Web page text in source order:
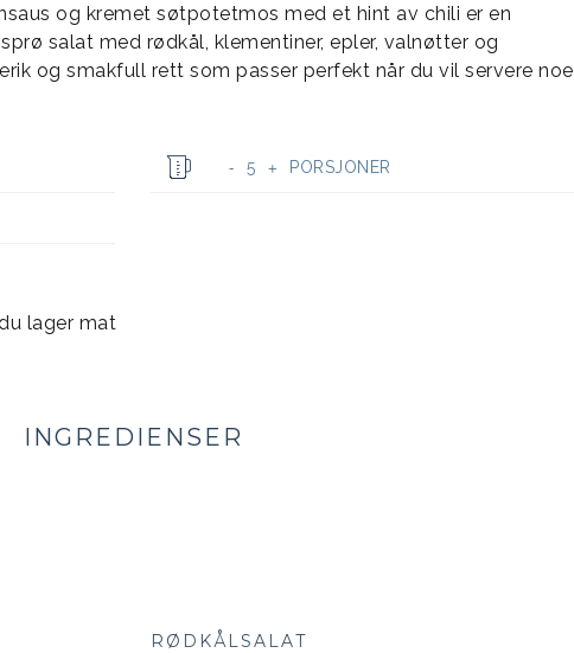
og kremet søtpotetmos med et hint av chili er en
salat med rødkål, klementiner, epler, valnøtter og
og smakfull rett som passer perfekt når du vil servere noe
- 5 + PORSJONER
lager mat
INGREDIENSER
RØDKÅLSALAT